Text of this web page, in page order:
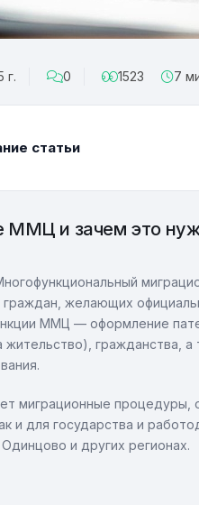
г. 0 1523 7
статьи
ММЦ и зачем это
граждан, желающих
ММЦ — оформление
гражданства, а
миграционные процедуры,
и для государства и
и других регионах.